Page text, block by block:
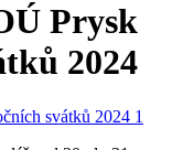
Prysk
2024